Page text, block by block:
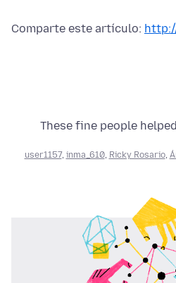
Comparte este artículo:
These fine people
user1157, inma_610, Ricky Rosario,